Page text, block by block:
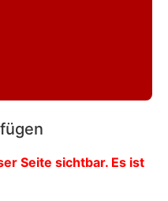
Seite sichtbar. Es ist